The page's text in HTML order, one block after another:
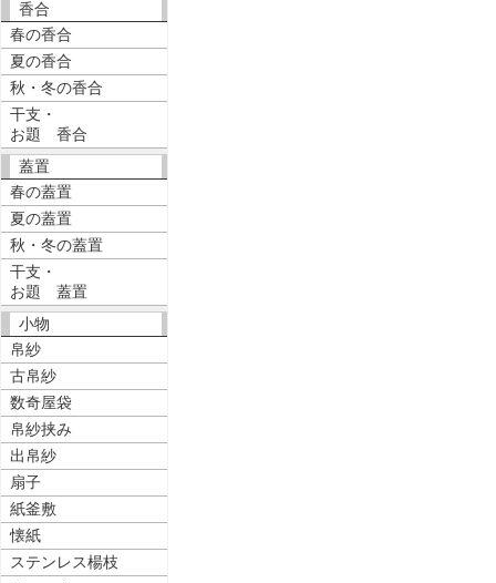
香合
春の香合
夏の香合
秋・冬の香合
干支・
お題 香合
蓋置
春の蓋置
夏の蓋置
秋・冬の蓋置
干支・
お題 蓋置
小物
帛紗
古帛紗
数奇屋袋
帛紗挟み
出帛紗
扇子
紙釜敷
懐紙
ステンレス楊枝